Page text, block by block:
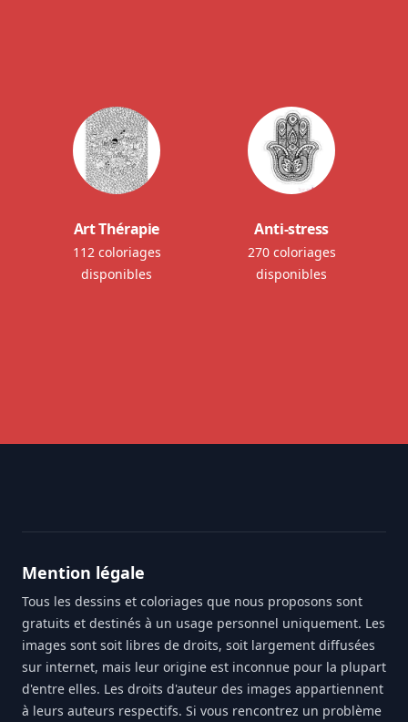
Art Thérapie
112 coloriages
disponibles
Anti-stress
270 coloriages
disponibles
Mention légale
Tous les dessins et coloriages que nous proposons sont
gratuits et destinés à un usage personnel uniquement. Les
images sont soit libres de droits, soit largement diffusées
sur internet, mais leur origine est inconnue pour la plupart
d'entre elles. Les droits d'auteur des images appartiennent
à leurs auteurs respectifs. Si vous rencontrez un problème